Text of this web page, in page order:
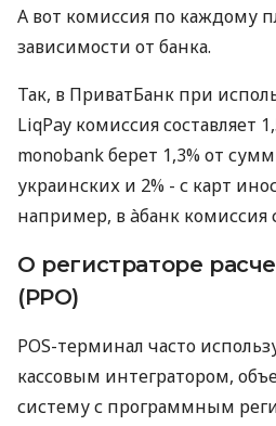
А вот комиссия по каждому
зависимости от банка.
Так, в ПриватБанк при
LiqPay комиссия составляет
monobank берет 1,3% от
украинских и 2% - с карт
например, в àбанк комиссия
О регистраторе
(РРО)
POS-терминал часто
кассовым интегратором,
систему с программным